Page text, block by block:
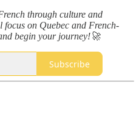
through culture and
on Quebec and French-
begin your journey!🚀
Subscribe